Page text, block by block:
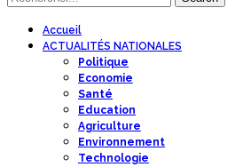
Accueil
ACTUALITÉS NATIONALES
Politique
Economie
Santé
Education
Agriculture
Environnement
Technologie